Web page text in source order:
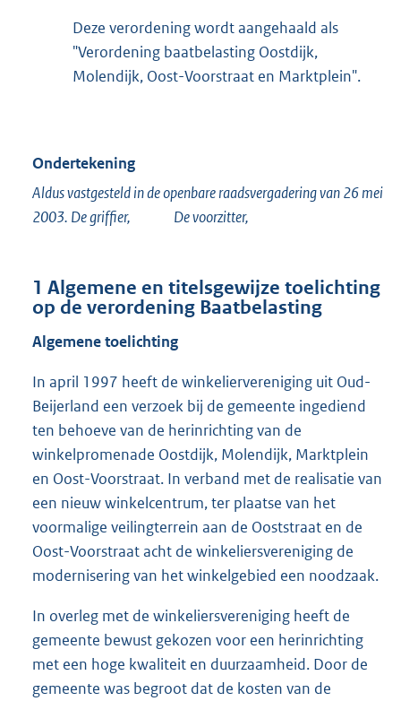
Deze verordening wordt aangehaald als
"Verordening baatbelasting Oostdijk,
Molendijk, Oost-Voorstraat en Marktplein".
Ondertekening
Aldus vastgesteld in de openbare raadsvergadering van 26 mei
2003. De griffier, De voorzitter,
1 Algemene en titelsgewijze toelichting
op de verordening Baatbelasting
Algemene toelichting
In april 1997 heeft de winkeliervereniging uit Oud-
Beijerland een verzoek bij de gemeente ingediend
ten behoeve van de herinrichting van de
winkelpromenade Oostdijk, Molendijk, Marktplein
en Oost-Voorstraat. In verband met de realisatie van
een nieuw winkelcentrum, ter plaatse van het
voormalige veilingterrein aan de Ooststraat en de
Oost-Voorstraat acht de winkeliersvereniging de
modernisering van het winkelgebied een noodzaak.
In overleg met de winkeliersvereniging heeft de
gemeente bewust gekozen voor een herinrichting
met een hoge kwaliteit en duurzaamheid. Door de
gemeente was begroot dat de kosten van de